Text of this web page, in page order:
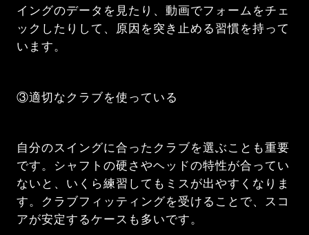
イングのデータを見たり、動画でフォームをチェ
ックしたりして、原因を突き止める習慣を持って
います。
③適切なクラブを使っている
自分のスイングに合ったクラブを選ぶことも重要
です。シャフトの硬さやヘッドの特性が合ってい
ないと、いくら練習してもミスが出やすくなりま
す。クラブフィッティングを受けることで、スコ
アが安定するケースも多いです。